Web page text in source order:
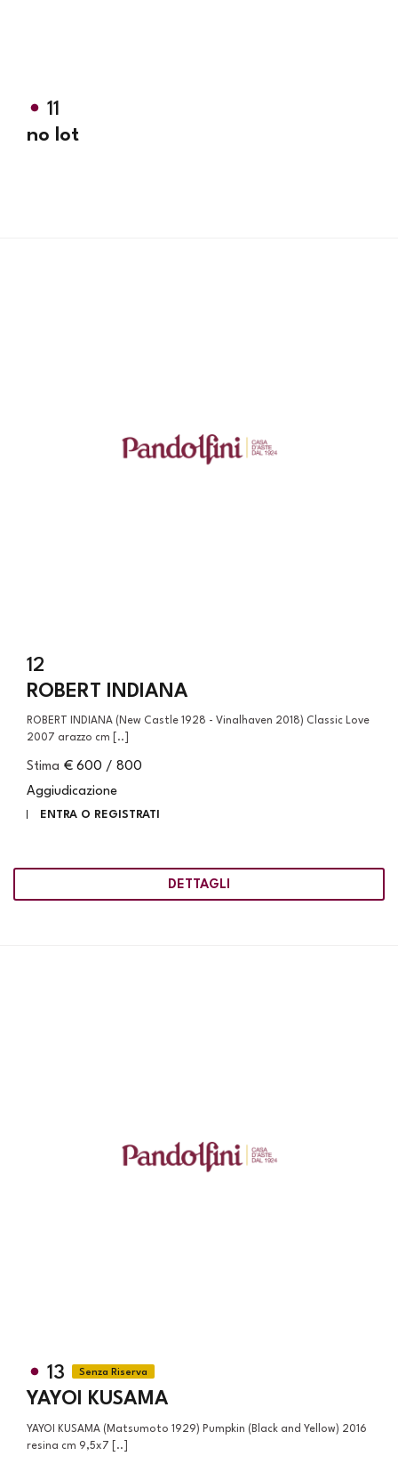
11
no lot
12
ROBERT INDIANA
ROBERT INDIANA (New Castle 1928 - Vinalhaven 2018) Classic Love
2007 arazzo cm [..]
Stima € 600 / 800
Aggiudicazione
ENTRA O REGISTRATI
DETTAGLI
13
YAYOI KUSAMA
YAYOI KUSAMA (Matsumoto 1929) Pumpkin (Black and Yellow) 2016
resina cm 9,5x7 [..]